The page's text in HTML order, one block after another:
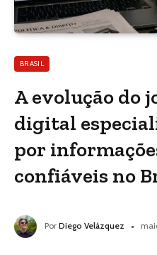
BRASIL
A evolução do
digital
por
confiáveis no
Por Diego Velázquez